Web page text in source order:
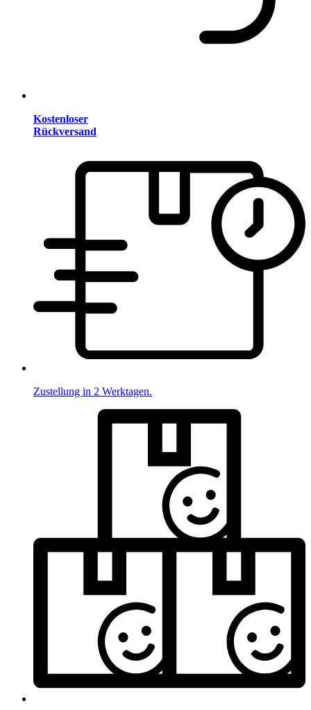
Kostenloser
Rückversand
Zustellung in 2 Werktagen.